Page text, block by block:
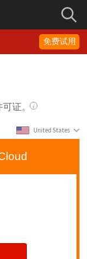
免费试用
可证。
United States